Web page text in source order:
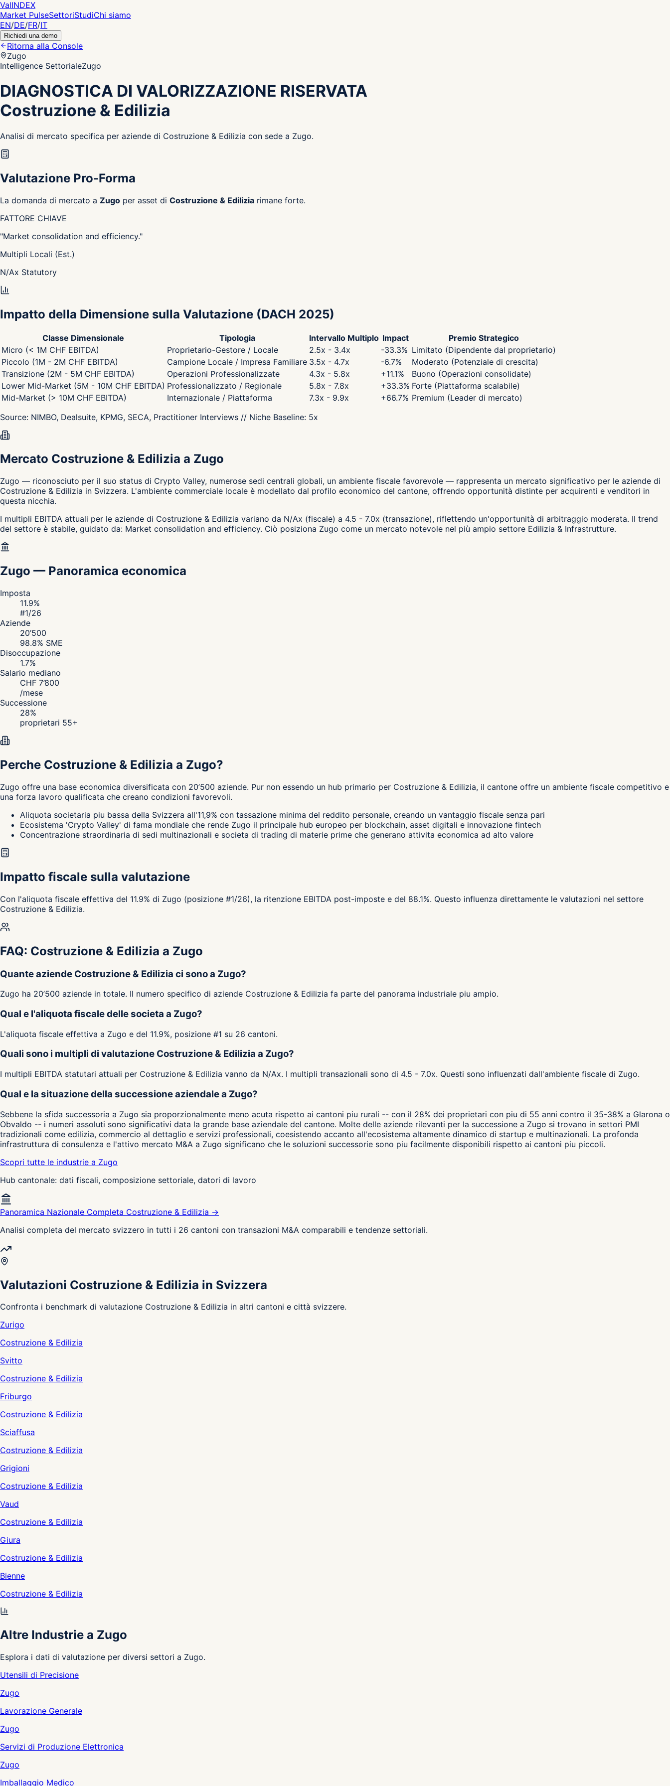
ValINDEX
Market PulseSettoriStudiChi siamo
EN/DE/FR/IT
Richiedi una demo
Ritorna alla Console
Zugo
Intelligence SettorialeZugo
DIAGNOSTICA DI VALORIZZAZIONE RISERVATA
Costruzione & Edilizia
Analisi di mercato specifica per aziende di Costruzione & Edilizia con sede a Zugo.
Valutazione Pro-Forma
La domanda di mercato a Zugo per asset di Costruzione & Edilizia rimane forte.
FATTORE CHIAVE
"Market consolidation and efficiency."
Multipli Locali (Est.)
N/Ax Statutory
Impatto della Dimensione sulla Valutazione (DACH 2025)
Classe Dimensionale Tipologia Intervallo Multiplo Impact
Premio Strategico
Micro (< 1M CHF EBITDA)
Proprietario-Gestore / Locale 2.5x - 3.4x -33.3% Limitato (Dipendente dal proprietario)
Piccolo (1M - 2M CHF EBITDA)
Campione Locale / Impresa Familiare 3.5x - 4.7x -6.7%
Moderato (Potenziale di crescita)
Transizione (2M - 5M CHF EBITDA)
Operazioni Professionalizzate 4.3x - 5.8x +11.1%
Buono (Operazioni consolidate)
Lower Mid-Market (5M - 10M CHF EBITDA) Professionalizzato / Regionale 5.8x - 7.8x +33.3% Forte (Piattaforma scalabile)
Mid-Market (> 10M CHF EBITDA)
Internazionale / Piattaforma 7.3x - 9.9x +66.7% Premium (Leader di mercato)
Source: NIMBO, Dealsuite, KPMG, SECA, Practitioner Interviews // Niche Baseline: 5x
Mercato Costruzione & Edilizia a Zugo
Zugo — riconosciuto per il suo status di Crypto Valley, numerose sedi centrali globali, un ambiente fiscale favorevole — rappresenta un mercato significativo per le aziende di
Costruzione & Edilizia in Svizzera. L'ambiente commerciale locale è modellato dal profilo economico del cantone, offrendo opportunità distinte per acquirenti e venditori in
questa nicchia.
I multipli EBITDA attuali per le aziende di Costruzione & Edilizia variano da N/Ax (fiscale) a 4.5 - 7.0x (transazione), riflettendo un'opportunità di arbitraggio moderata. Il trend
del settore è stabile, guidato da: Market consolidation and efficiency. Ciò posiziona Zugo come un mercato notevole nel più ampio settore Edilizia & Infrastrutture.
Zugo — Panoramica economica
Imposta
11.9%
#1/26
Aziende
20’500
98.8% SME
Disoccupazione
1.7%
Salario mediano
CHF 7’800
/mese
Successione
28%
proprietari 55+
Perche Costruzione & Edilizia a Zugo?
Zugo offre una base economica diversificata con 20’500 aziende. Pur non essendo un hub primario per Costruzione & Edilizia, il cantone offre un ambiente fiscale competitivo e
una forza lavoro qualificata che creano condizioni favorevoli.
Aliquota societaria piu bassa della Svizzera all'11,9% con tassazione minima del reddito personale, creando un vantaggio fiscale senza pari
Ecosistema 'Crypto Valley' di fama mondiale che rende Zugo il principale hub europeo per blockchain, asset digitali e innovazione fintech
Concentrazione straordinaria di sedi multinazionali e societa di trading di materie prime che generano attivita economica ad alto valore
Impatto fiscale sulla valutazione
Con l'aliquota fiscale effettiva del 11.9% di Zugo (posizione #1/26), la ritenzione EBITDA post-imposte e del 88.1%. Questo influenza direttamente le valutazioni nel settore
Costruzione & Edilizia.
FAQ: Costruzione & Edilizia a Zugo
Quante aziende Costruzione & Edilizia ci sono a Zugo?
Zugo ha 20’500 aziende in totale. Il numero specifico di aziende Costruzione & Edilizia fa parte del panorama industriale piu ampio.
Qual e l'aliquota fiscale delle societa a Zugo?
L'aliquota fiscale effettiva a Zugo e del 11.9%, posizione #1 su 26 cantoni.
Quali sono i multipli di valutazione Costruzione & Edilizia a Zugo?
I multipli EBITDA statutari attuali per Costruzione & Edilizia vanno da N/Ax. I multipli transazionali sono di 4.5 - 7.0x. Questi sono influenzati dall'ambiente fiscale di Zugo.
Qual e la situazione della successione aziendale a Zugo?
Sebbene la sfida successoria a Zugo sia proporzionalmente meno acuta rispetto ai cantoni piu rurali -- con il 28% dei proprietari con piu di 55 anni contro il 35-38% a Glarona o
Obvaldo -- i numeri assoluti sono significativi data la grande base aziendale del cantone. Molte delle aziende rilevanti per la successione a Zugo si trovano in settori PMI
tradizionali come edilizia, commercio al dettaglio e servizi professionali, coesistendo accanto all'ecosistema altamente dinamico di startup e multinazionali. La profonda
infrastruttura di consulenza e l'attivo mercato M&A a Zugo significano che le soluzioni successorie sono piu facilmente disponibili rispetto ai cantoni piu piccoli.
Scopri tutte le industrie a Zugo
Hub cantonale: dati fiscali, composizione settoriale, datori di lavoro
Panoramica Nazionale Completa Costruzione & Edilizia →
Analisi completa del mercato svizzero in tutti i 26 cantoni con transazioni M&A comparabili e tendenze settoriali.
Valutazioni Costruzione & Edilizia in Svizzera
Confronta i benchmark di valutazione Costruzione & Edilizia in altri cantoni e città svizzere.
Zurigo
Costruzione & Edilizia
Svitto
Costruzione & Edilizia
Friburgo
Costruzione & Edilizia
Sciaffusa
Costruzione & Edilizia
Grigioni
Costruzione & Edilizia
Vaud
Costruzione & Edilizia
Giura
Costruzione & Edilizia
Bienne
Costruzione & Edilizia
Altre Industrie a Zugo
Esplora i dati di valutazione per diversi settori a Zugo.
Utensili di Precisione
Zugo
Lavorazione Generale
Zugo
Servizi di Produzione Elettronica
Zugo
Imballaggio Medico